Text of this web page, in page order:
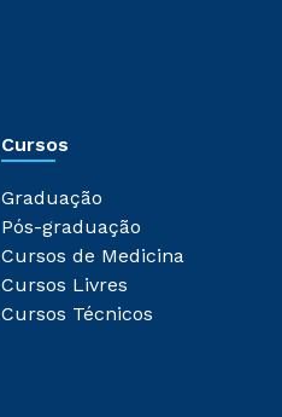
Cursos
Graduação
Pós-graduação
Cursos de Medicina
Cursos Livres
Cursos Técnicos